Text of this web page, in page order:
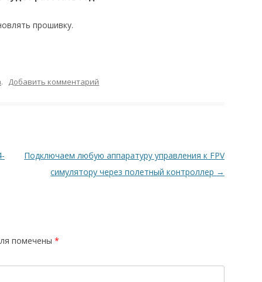
прошивку.
. Добавить комментарий
Подключаем любую аппаратуру управления к FPV
симулятору через полетный контроллер →
помечены *